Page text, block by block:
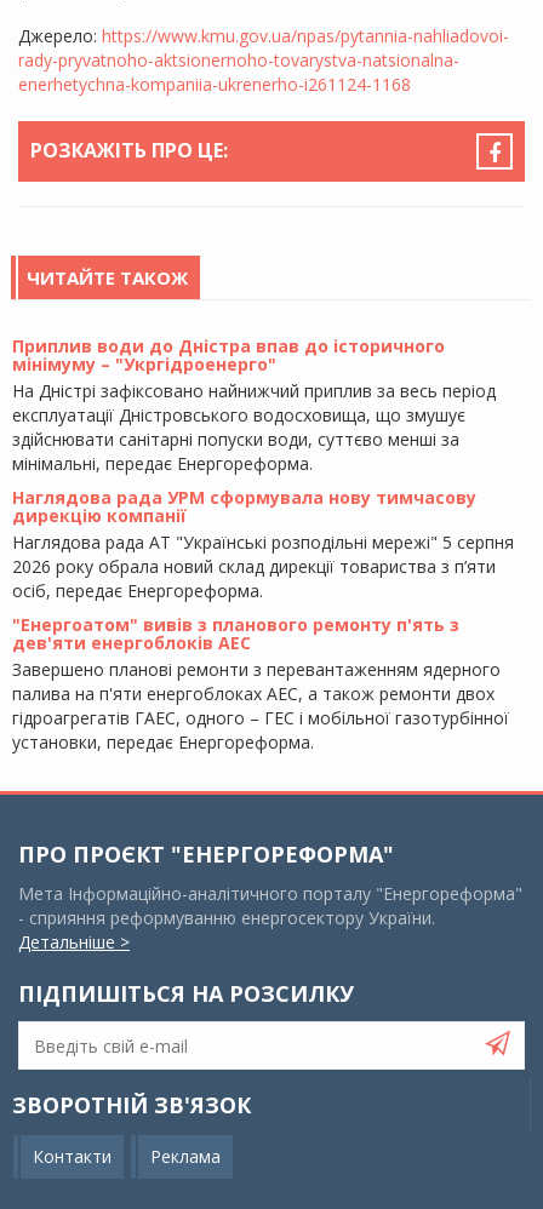
Джерело: https://www.kmu.gov.ua/npas/pytannia-nahliadovoi-
rady-pryvatnoho-aktsionernoho-tovarystva-natsionalna-
enerhetychna-kompaniia-ukrenerho-i261124-1168
РОЗКАЖІТЬ ПРО ЦЕ:
ЧИТАЙТЕ ТАКОЖ
Приплив води до Дністра впав до історичного
мінімуму – "Укргідроенерго"
На Дністрі зафіксовано найнижчий приплив за весь період
експлуатації Дністровського водосховища, що змушує
здійснювати санітарні попуски води, суттєво менші за
мінімальні, передає Енергореформа.
Наглядова рада УРМ сформувала нову тимчасову
дирекцію компанії
Наглядова рада АТ "Українські розподільні мережі" 5 серпня
2026 року обрала новий склад дирекції товариства з п’яти
осіб, передає Енергореформа.
"Енергоатом" вивів з планового ремонту п'ять з
дев'яти енергоблоків АЕС
Завершено планові ремонти з перевантаженням ядерного
палива на п'яти енергоблоках АЕС, а також ремонти двох
гідроагрегатів ГАЕС, одного – ГЕС і мобільної газотурбінної
установки, передає Енергореформа.
ПРО ПРОЄКТ "ЕНЕРГОРЕФОРМА"
Мета Інформаційно-аналітичного порталу "Енергореформа"
- сприяння реформуванню енергосектору України.
Детальніше >
ПІДПИШІТЬСЯ НА РОЗСИЛКУ
ЗВОРОТНІЙ ЗВ'ЯЗОК
Контакти Реклама